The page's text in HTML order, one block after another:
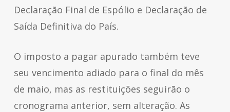
Declaração Final de Espólio e Declaração de
Saída Definitiva do País.
O imposto a pagar apurado também teve
seu vencimento adiado para o final do mês
de maio, mas as restituições seguirão o
cronograma anterior, sem alteração. As